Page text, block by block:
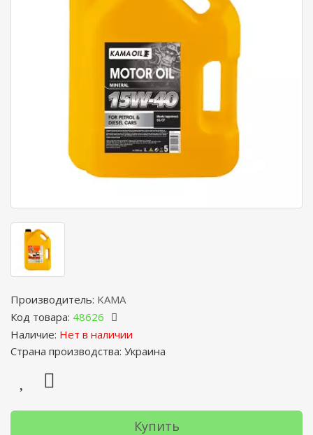
Производитель: KAMA
Код товара: 48626
Наличие: Нет в наличии
Страна производства: Украина
Купить